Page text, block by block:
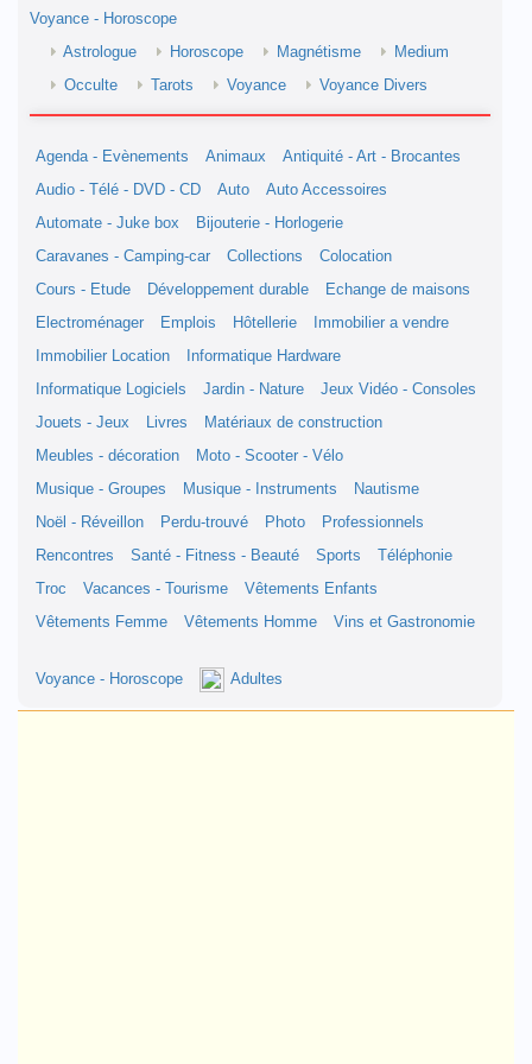
Voyance - Horoscope
Astrologue
Horoscope Magnétisme
Medium
Occulte
Tarots Voyance Voyance Divers
Agenda - Evènements Animaux
Antiquité - Art - Brocantes
Audio - Télé - DVD - CD
Auto
Auto Accessoires
Automate - Juke box
Bijouterie - Horlogerie
Caravanes - Camping-car
Collections
Colocation
Cours - Etude
Développement durable
Echange de maisons
Electroménager
Emplois Hôtellerie
Immobilier a vendre
Immobilier Location
Informatique Hardware
Informatique Logiciels
Jardin - Nature
Jeux Vidéo - Consoles
Jouets - Jeux
Livres
Matériaux de construction
Meubles - décoration
Moto - Scooter - Vélo
Musique - Groupes
Musique - Instruments
Nautisme
Noël - Réveillon
Perdu-trouvé Photo
Professionnels
Rencontres
Santé - Fitness - Beauté Sports
Téléphonie
Troc
Vacances - Tourisme
Vêtements Enfants
Vêtements Femme
Vêtements Homme Vins et Gastronomie
Voyance - Horoscope Adultes